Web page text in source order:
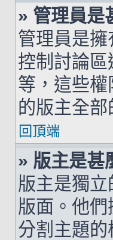
» 管理員是
管理員是
控制討論
等，這些
的版主全
回頂端
» 版主是甚
版主是獨
版面。他
分割主題